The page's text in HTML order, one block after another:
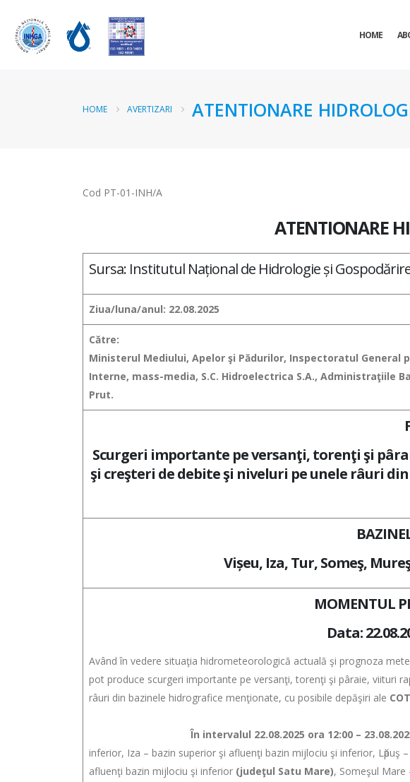
HOME
HOME AVERTIZARI ATENTIONARE
Cod PT-01-INH/A
ATENTIONARE
Sursa: Institutul Național de Hidrologie și
Ziua/luna/anul: 22.08.2025
Către:
Ministerul Mediului, Apelor şi Pădurilor, Inspectoratul
Interne, mass-media, S.C. Hidroelectrica S.A., Administraţiile
Prut.
Scurgeri importante pe versanţi, torenţi şi
şi creşteri de debite şi niveluri pe unele râuri
Vișeu, Iza, Tur, Someş,
MOMENTUL
Data:
Având în vedere situaţia hidrometeorologică actuală şi prognoza
pot produce scurgeri importante pe versanţi, torenţi şi pâraie, viituri
râuri din bazinele hidrografice menţionate, cu posibile depăşiri ale
În intervalul 22.08.2025 ora 12:00 – 23.08.2025
inferior, Iza – bazin superior şi afluenţi bazin mijlociu şi inferior,
afluenţi bazin mijlociu şi inferior (judeţul Satu Mare), Someşul